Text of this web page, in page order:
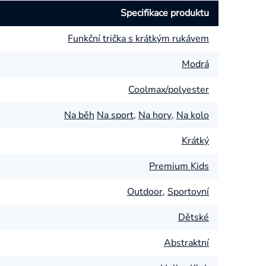
Specifikace produktu
Funkční trička s krátkým rukávem
Modrá
Coolmax/polyester
Na běh Na sport, Na hory, Na kolo
Krátký
Premium Kids
Outdoor, Sportovní
Dětské
Abstraktní